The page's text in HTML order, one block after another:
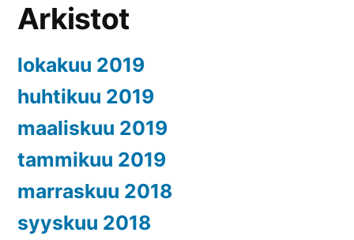
Arkistot
lokakuu 2019
huhtikuu 2019
maaliskuu 2019
tammikuu 2019
marraskuu 2018
syyskuu 2018